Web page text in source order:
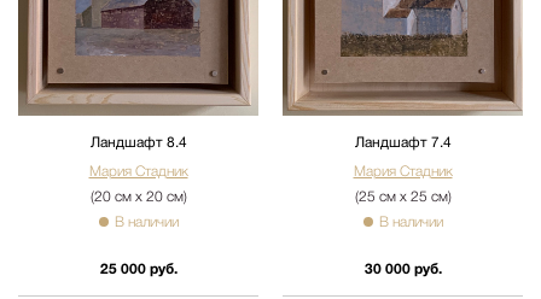
Ландшафт 8.4
Мария Стадник
(20 см х 20 см)
В наличии
25 000 руб.
Ландшафт 7.4
Мария Стадник
(25 см х 25 см)
В наличии
30 000 руб.